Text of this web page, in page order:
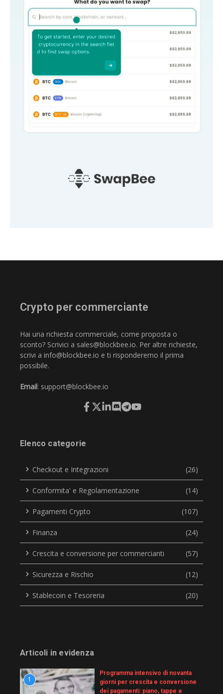
Crypto per commerciante
Hai una richiesta commerciale, come proposta o
sconto? Scrivici a sales@blockbee.io. Per altre richieste,
scrivi a info@blockbee.io e ti risponderemo il prima
possibile.
Email: support@blockbee.io
Elenco categorie
Checkout e Integrazioni (26)
Conformita' e Regolamentazione (14)
Pagamenti Crypto (107)
Finanza (24)
Crescita e conversione per commercianti (57)
Sicurezza e Rischio (12)
Stablecoin e Tesoreria (20)
Articoli in evidenza
1
Programma intensivo di novanta
giorni per crescita e conversione
dei pagamenti: piano, tappe e